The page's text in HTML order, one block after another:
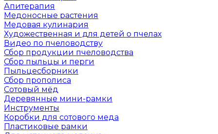
Апитерапия
Медоносные растения
Медовая кулинария
Художественная и для детей о пчелах
Видео по пчеловодству
Сбор продукции пчеловодства
Сбор пыльцы и перги
Пыльцесборники
Сбор прополиса
Сотовый мёд
Деревянные мини-рамки
Инструменты
Коробки для сотового меда
Пластиковые рамки